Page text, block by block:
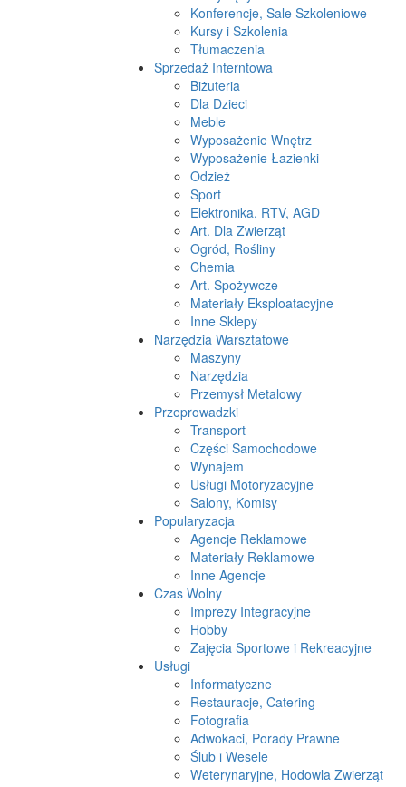
Konferencje, Sale Szkoleniowe
Kursy i Szkolenia
Tłumaczenia
Sprzedaż Interntowa
Biżuteria
Dla Dzieci
Meble
Wyposażenie Wnętrz
Wyposażenie Łazienki
Odzież
Sport
Elektronika, RTV, AGD
Art. Dla Zwierząt
Ogród, Rośliny
Chemia
Art. Spożywcze
Materiały Eksploatacyjne
Inne Sklepy
Narzędzia Warsztatowe
Maszyny
Narzędzia
Przemysł Metalowy
Przeprowadzki
Transport
Części Samochodowe
Wynajem
Usługi Motoryzacyjne
Salony, Komisy
Popularyzacja
Agencje Reklamowe
Materiały Reklamowe
Inne Agencje
Czas Wolny
Imprezy Integracyjne
Hobby
Zajęcia Sportowe i Rekreacyjne
Usługi
Informatyczne
Restauracje, Catering
Fotografia
Adwokaci, Porady Prawne
Ślub i Wesele
Weterynaryjne, Hodowla Zwierząt